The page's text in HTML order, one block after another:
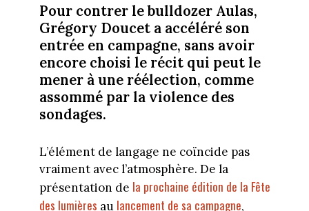
Pour contrer le bulldozer Aulas,
Grégory Doucet a accéléré son
entrée en campagne, sans avoir
encore choisi le récit qui peut le
mener à une réélection, comme
assommé par la violence des
sondages.
L’élément de langage ne coïncide pas
vraiment avec l’atmosphère. De la
présentation de la prochaine édition de la Fête
des lumières aulancement de sa campagne,